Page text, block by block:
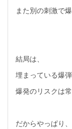
また別の刺激で
結局は、
埋まっている爆
爆発のリスクは
だからやっぱり、